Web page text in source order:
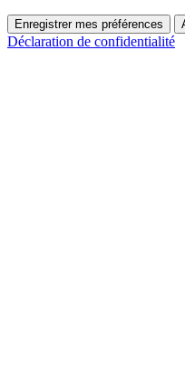
Enregistrer mes préférences
Déclaration de confidentialité